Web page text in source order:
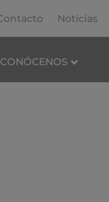
Noticias
CONÓCENOS